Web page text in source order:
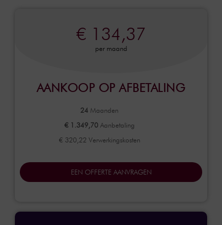
€ 134,37
per maand
AANKOOP OP AFBETALING
24 Maanden
€ 1.349,70Aanbetaling
€ 320,22 Verwerkingskosten
EEN OFFERTE AANVRAGEN